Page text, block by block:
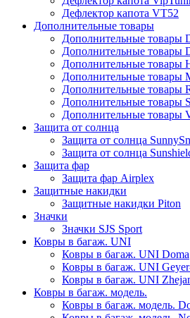
Дефлектор капота VT52
Дополнительные товары
Дополнительные товары
Дополнительные товары
Дополнительные товары
Дополнительные товары
Дополнительные товары
Дополнительные товары
Дополнительные товары
Защита от солнца
Защита от солнца
Защита от солнца
Защита фар
Защита фар Airplex
Защитные накидки
Защитные накидки Piton
Значки
Значки SJS Sport
Ковры в багаж. UNI
Ковры в багаж. UNI Doma
Ковры в багаж. UNI
Ковры в багаж. UNI
Ковры в багаж. модель.
Ковры в багаж. модель.